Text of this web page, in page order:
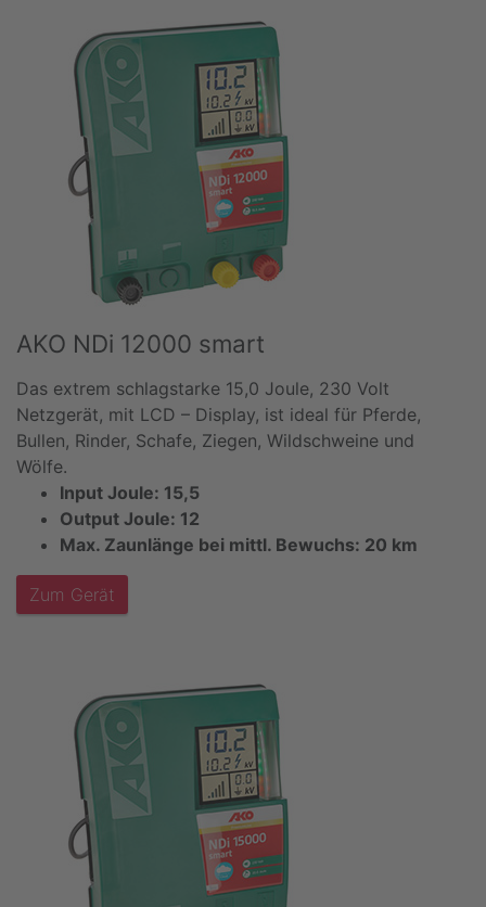
AKO NDi 12000 smart
Das extrem schlagstarke 15,0 Joule, 230 Volt
Netzgerät, mit LCD – Display, ist ideal für Pferde,
Bullen, Rinder, Schafe, Ziegen, Wildschweine und
Wölfe.
Input Joule: 15,5
Output Joule: 12
Max. Zaunlänge bei mittl. Bewuchs: 20 km
Zum Gerät